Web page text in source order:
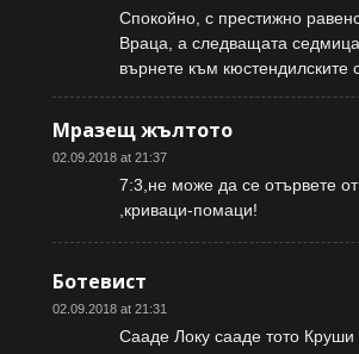
Спокойно, с престижно
Враца, а следващата
върнете към кюстендилските
Мразещ жълтото
02.09.2018 at 21:37
7:3,не може да се отървете
,криваци-помаци!
Ботевист
02.09.2018 at 21:31
Сааде Локу сааде тото Круши